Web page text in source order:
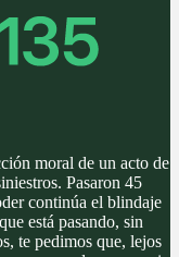
moral de un acto de
Pasaron 45
continúa el blindaje
está pasando, sin
te pedimos que, lejos